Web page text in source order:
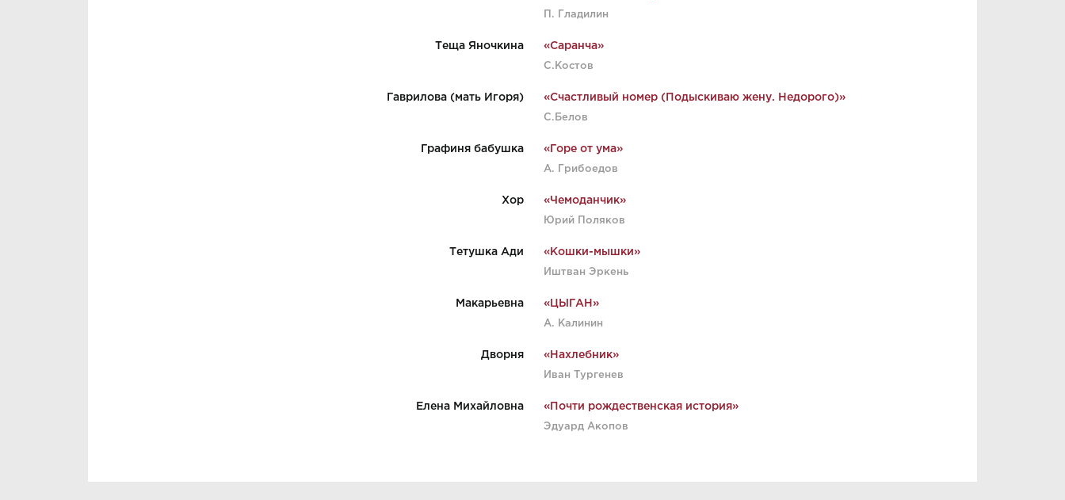
П. Гладилин
Теща Яночкина «Саранча»
С.Костов
Гаврилова (мать Игоря) «Счастливый номер (Подыскиваю жену. Недорого)»
С.Белов
Графиня бабушка «Горе от ума»
А. Грибоедов
Хор «Чемоданчик»
Юрий Поляков
Тетушка Ади «Кошки-мышки»
Иштван Эркень
Макарьевна «ЦЫГАН»
А. Калинин
Дворня «Нахлебник»
Иван Тургенев
Елена Михайловна «Почти рождественская история»
Эдуард Акопов